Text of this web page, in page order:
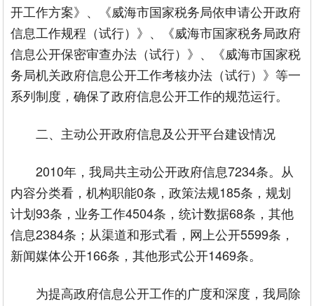
开工作方案》、《威海市国家税务局依申请公开政府
信息工作规程（试行）》、《威海市国家税务局政府
信息公开保密审查办法（试行）》、《威海市国家税
务局机关政府信息公开工作考核办法（试行）》等一
系列制度，确保了政府信息公开工作的规范运行。
二、主动公开政府信息及公开平台建设情况
2010年，我局共主动公开政府信息7234条。从
内容分类看，机构职能0条，政策法规185条，规划
计划93条，业务工作4504条，统计数据68条，其他
信息2384条；从渠道和形式看，网上公开5599条，
新闻媒体公开166条，其他形式公开1469条。
为提高政府信息公开工作的广度和深度，我局除